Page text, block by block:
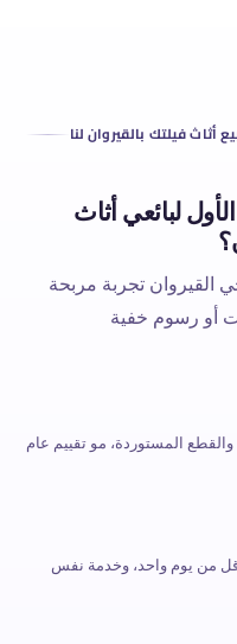
لبائعي أثاث
القيروان تجربة مربحة
أو رسوم خفية
والقطع المستوردة، مو تقييم عام
من يوم واحد، وخدمة نفس